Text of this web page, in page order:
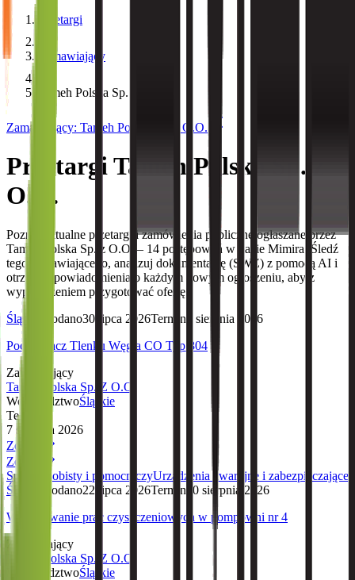
Przetargi
Zamawiający
Tameh Polska Sp. z O.O.
Zamawiający: Tameh Polska Sp. z O.O.
Przetargi Tameh Polska Sp. z
O.O.
Poznaj aktualne przetargi i zamówienia publiczne ogłaszane przez
Tameh Polska Sp. z O.O. – 14 postępowań w bazie Mimira. Śledź
tego zamawiającego, analizuj dokumentację (SWZ) z pomocą AI i
otrzymuj powiadomienia o każdym nowym ogłoszeniu, aby z
wyprzedzeniem przygotować ofertę.
Śląskie
Dodano30 lipca 2026Termin 7 sierpnia 2026
Pochłaniacz Tlenku Węgla CO Typ 804
Zamawiający
Tameh Polska Sp. Z O.O.
WojewództwoŚląskie
Termin
7 sierpnia 2026
Zobacz
Zobacz
Sprzęt osobisty i pomocniczyUrządzenia awaryjne i zabezpieczające
Śląskie
Dodano22 lipca 2026Termin 10 sierpnia 2026
Wykonywanie prac czyszczeniowych w pompowni nr 4
Zamawiający
Tameh Polska Sp. Z O.O.
WojewództwoŚląskie